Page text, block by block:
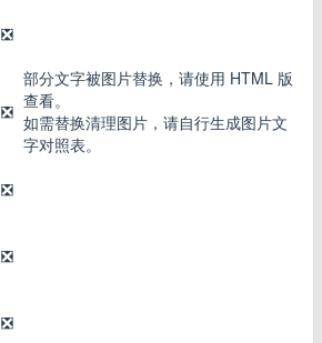
❎
❎
部分文字被图片替换，请使用 HTML 版
查看。
如需替换清理图片，请自行生成图片文
字对照表。
❎
❎
❎